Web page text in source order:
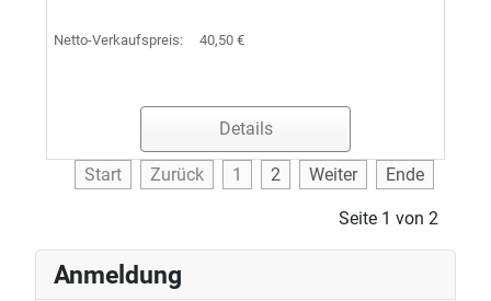
Netto-Verkaufspreis: 40,50 €
Details
Start Zurück 1 2 Weiter Ende
Seite 1 von 2
Anmeldung